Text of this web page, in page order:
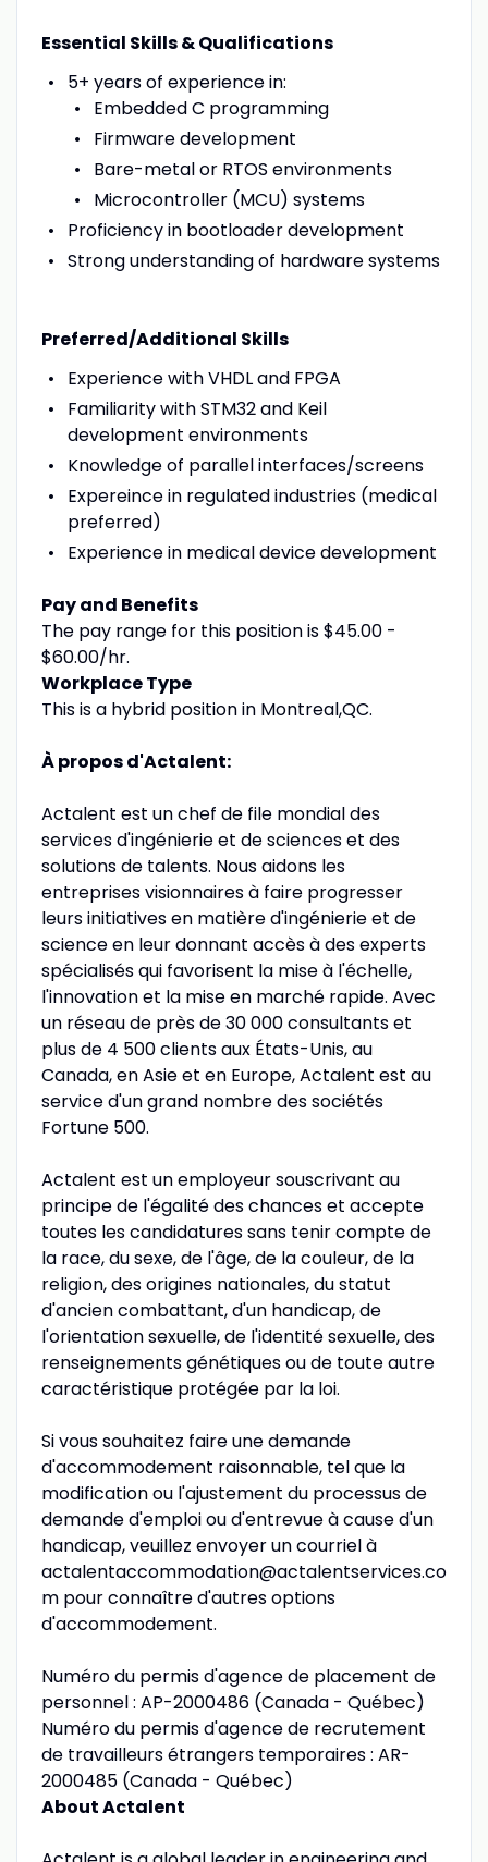
Essential Skills & Qualifications
5+ years of experience in:
Embedded C programming
Firmware development
Bare-metal or RTOS environments
Microcontroller (MCU) systems
Proficiency in bootloader development
Strong understanding of hardware systems
Preferred/Additional Skills
Experience with VHDL and FPGA
Familiarity with STM32 and Keil
development environments
Knowledge of parallel interfaces/screens
Expereince in regulated industries (medical
preferred)
Experience in medical device development
Pay and Benefits
The pay range for this position is $45.00 -
$60.00/hr.
Workplace Type
This is a hybrid position in Montreal,QC.
À propos d'Actalent:
Actalent est un chef de file mondial des
services d'ingénierie et de sciences et des
solutions de talents. Nous aidons les
entreprises visionnaires à faire progresser
leurs initiatives en matière d'ingénierie et de
science en leur donnant accès à des experts
spécialisés qui favorisent la mise à l'échelle,
l'innovation et la mise en marché rapide. Avec
un réseau de près de 30 000 consultants et
plus de 4 500 clients aux États-Unis, au
Canada, en Asie et en Europe, Actalent est au
service d'un grand nombre des sociétés
Fortune 500.
Actalent est un employeur souscrivant au
principe de l'égalité des chances et accepte
toutes les candidatures sans tenir compte de
la race, du sexe, de l'âge, de la couleur, de la
religion, des origines nationales, du statut
d'ancien combattant, d'un handicap, de
l'orientation sexuelle, de l'identité sexuelle, des
renseignements génétiques ou de toute autre
caractéristique protégée par la loi.
Si vous souhaitez faire une demande
d'accommodement raisonnable, tel que la
modification ou l'ajustement du processus de
demande d'emploi ou d'entrevue à cause d'un
handicap, veuillez envoyer un courriel à
actalentaccommodation@actalentservices.co
m pour connaître d'autres options
d'accommodement.
Numéro du permis d'agence de placement de
personnel : AP-2000486 (Canada - Québec)
Numéro du permis d'agence de recrutement
de travailleurs étrangers temporaires : AR-
2000485 (Canada - Québec)
About Actalent